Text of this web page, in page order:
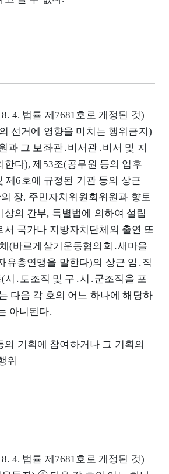
4. 법률 제7681호로 개정된 것)
선거에 영향을 미치는 행위금지)
그 보좌관․비서관․비서 및 지
한다), 제53조(공무원 등의 입후
제6호에 규정된 기관 등의 상근
장, 주민자치위원회위원과 향토
상의 간부, 특별법에 의하여 설립
서 국가나 지방자치단체의 출연 또
(바르게살기운동협의회․새마을
유총연맹을 말한다)의 상근 임․직
시․도조직 및 구․시․군조직을 포
다음 각 호의 어느 하나에 해당하
아니된다.
의 기획에 참여하거나 그 기획의
위
4. 법률 제7681호로 개정된 것)